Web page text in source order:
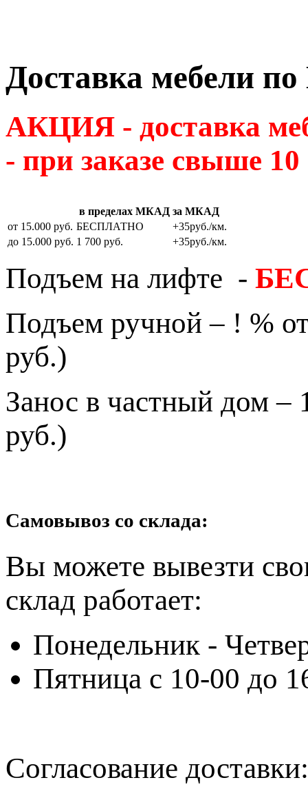
Доставка мебели
АКЦИЯ - доставка
- при заказе свыше
в пределах МКАД за МКАД
от 15.000 руб. БЕСПЛАТНО
+35руб./км.
до 15.000 руб. 1 700 руб. +35руб./км.
Подъем на лифте -
Подъем ручной – ! %
руб.)
Занос в частный дом –
руб.)
Самовывоз со склада:
Вы можете вывезти
склад работает:
Понедельник -
Пятница с 10-00 до
Согласование доставки: